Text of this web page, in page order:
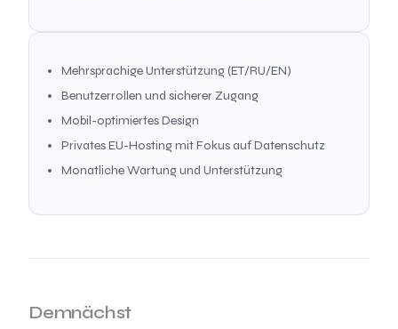
Mehrsprachige Unterstützung (ET/RU/EN)
Benutzerrollen und sicherer Zugang
Mobil-optimiertes Design
Privates EU-Hosting mit Fokus auf Datenschutz
Monatliche Wartung und Unterstützung
Demnächst